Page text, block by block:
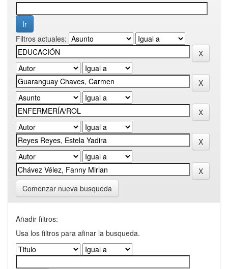
Filtros actuales:
Comenzar nueva busqueda
Añadir filtros:
Usa los filtros para afinar la busqueda.